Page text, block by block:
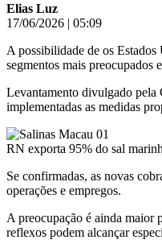
Elias Luz
17/06/2026 | 05:09
A possibilidade de os Estados
segmentos mais preocupados
Levantamento divulgado pela
implementadas as medidas
RN exporta 95% do sal
Se confirmadas, as novas
operações e empregos.
A preocupação é ainda maior
reflexos podem alcançar